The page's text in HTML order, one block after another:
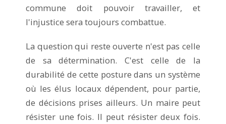
commune doit pouvoir travailler, et
l'injustice sera toujours combattue.
La question qui reste ouverte n'est pas celle
de sa détermination. C'est celle de la
durabilité de cette posture dans un système
où les élus locaux dépendent, pour partie,
de décisions prises ailleurs. Un maire peut
résister une fois. Il peut résister deux fois.